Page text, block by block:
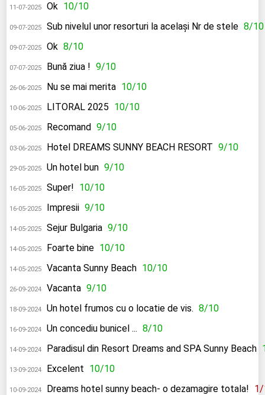
11-07-2025 Ok 10/10
09-07-2025 Sub nivelul unor resorturi la același Nr de stele 8/10
09-07-2025 Ok 8/10
07-07-2025 Bună ziua ! 9/10
26-06-2025 Nu se mai merita 10/10
10-06-2025 LITORAL 2025 10/10
05-06-2025 Recomand 9/10
03-06-2025 Hotel DREAMS SUNNY BEACH RESORT 9/10
29-05-2025 Un hotel bun 9/10
16-05-2025 Super! 10/10
16-05-2025 Impresii 9/10
14-05-2025 Sejur Bulgaria 9/10
14-05-2025 Foarte bine 10/10
14-05-2025 Vacanta Sunny Beach 10/10
26-09-2024 Vacanta 9/10
18-09-2024 Un hotel frumos cu o locatie de vis. 8/10
16-09-2024 Un concediu bunicel ... 8/10
14-09-2024 Paradisul din Resort Dreams and SPA Sunny Beach
13-09-2024 Excelent 10/10
10-09-2024 Dreams hotel sunny beach- o dezamagire totala!